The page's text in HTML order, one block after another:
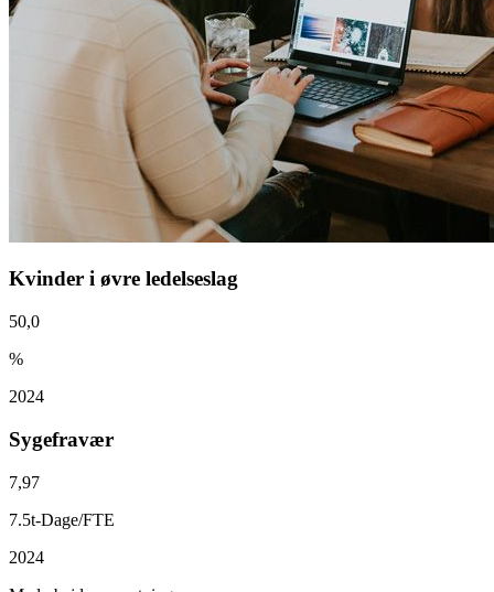
Kvinder i øvre ledelseslag
50,0
%
2024
Sygefravær
7,97
7.5t-Dage/FTE
2024